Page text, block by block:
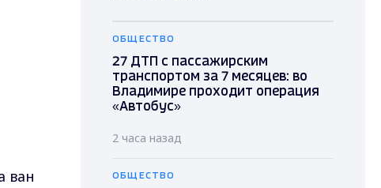
ван
ОБЩЕСТВО
27 ДТП с пассажирским
транспортом за 7 месяцев: во
Владимире проходит операция
«Автобус»
2 часа назад
ОБЩЕСТВО